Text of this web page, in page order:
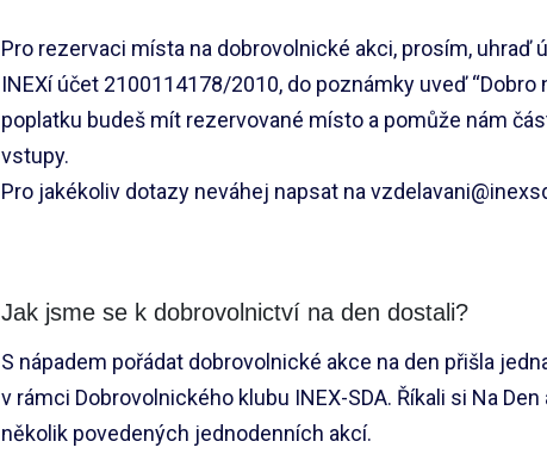
Pro rezervaci místa na dobrovolnické akci, prosím, uhraď
INEXí účet 2100114178/2010, do poznámky uveď
poplatku budeš mít rezervované místo a pomůže nám
vstupy.
Pro jakékoliv dotazy neváhej napsat na
Jak jsme se k dobrovolnictví na den dostali?
S nápadem pořádat dobrovolnické akce na den přišla
v rámci Dobrovolnického klubu INEX-SDA. Říkali si Na
několik povedených jednodenních akcí.